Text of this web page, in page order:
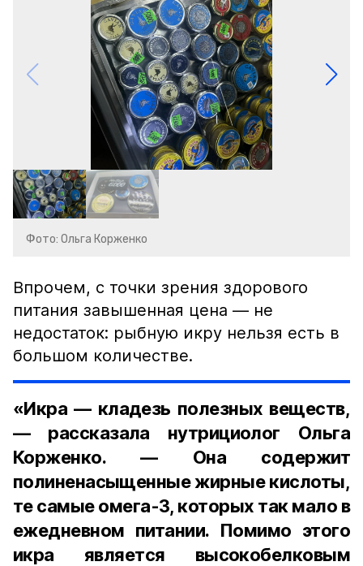
Фото: Ольга Корженко
Впрочем, с точки зрения здорового
питания завышенная цена — не
недостаток: рыбную икру нельзя есть в
большом количестве.
«Икра — кладезь полезных веществ,
— рассказала нутрициолог Ольга
Корженко. — Она содержит
полиненасыщенные жирные кислоты,
те самые омега-3, которых так мало в
ежедневном питании. Помимо этого
икра является высокобелковым